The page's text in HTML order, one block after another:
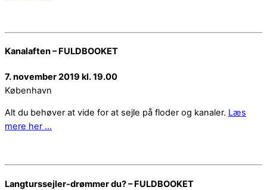
Kanalaften – FULDBOOKET
7. november 2019 kl. 19.00
København
Alt du behøver at vide for at sejle på floder og kanaler. Læs
mere her …
Langturssejler-drømmer du? – FULDBOOKET